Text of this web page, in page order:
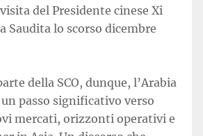
del Presidente cinese Xi
Saudita lo scorso dicembre
della SCO, dunque, l’Arabia
passo significativo verso
mercati, orizzonti operativi e